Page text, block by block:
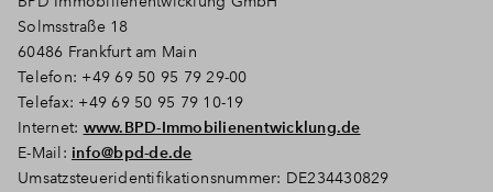
Solmsstraße 18
60486 Frankfurt am Main
Telefon: +49 69 50 95 79 29-00
Telefax: +49 69 50 95 79 10-19
Internet: www.BPD-Immobilienentwicklung.de
E-Mail: info@bpd-de.de
Umsatzsteueridentifikationsnummer: DE234430829